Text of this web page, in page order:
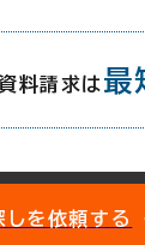
料請求は 最
しを依頼する